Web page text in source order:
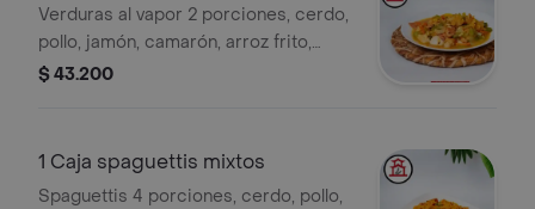
Verduras al vapor 2 porciones, cerdo,
pollo, jamón, camarón, arroz frito,
salsa agridulce.
$ 43.200
1 Caja spaguettis mixtos
Spaguettis 4 porciones, cerdo, pollo,